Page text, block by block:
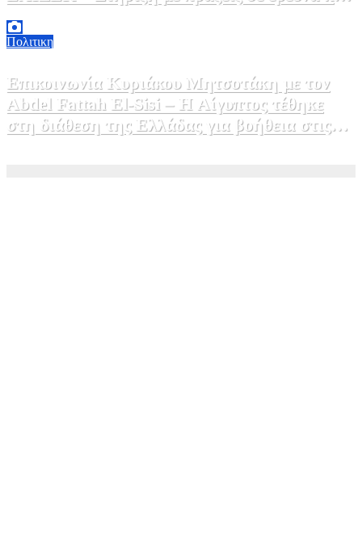
καινοτομία»
Πολιτικη
Επικοινωνία Κυριάκου Μητσοτάκη με τον
Abdel Fattah El-Sisi – Η Αίγυπτος τέθηκε
στη διάθεση της Ελλάδας για βοήθεια στις